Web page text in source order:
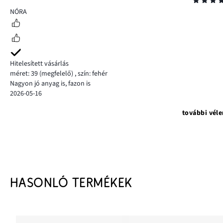
5
NÓRA
Hitelesített vásárlás
méret: 39 (megfelelő) ,szín: fehér
Nagyon jó anyag is, fazon is
2026-05-16
további
HASONLÓ TERMÉKEK